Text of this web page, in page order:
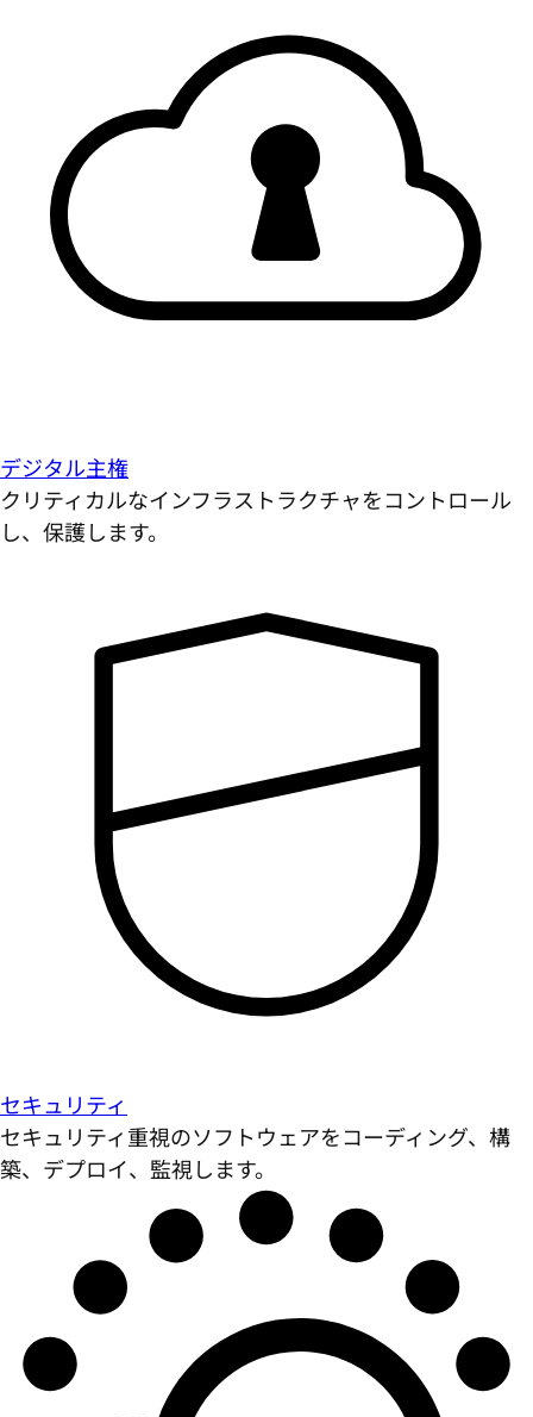
デジタル主権
クリティカルなインフラストラクチャをコントロール
し、保護します。
セキュリティ
セキュリティ重視のソフトウェアをコーディング、構
築、デプロイ、監視します。